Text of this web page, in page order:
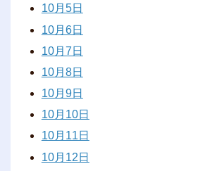
10月5日
10月6日
10月7日
10月8日
10月9日
10月10日
10月11日
10月12日